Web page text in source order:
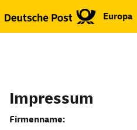
Europa
Impressum
Firmenname: